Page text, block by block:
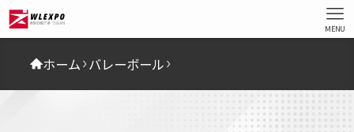
MENU
ホーム バレーボール